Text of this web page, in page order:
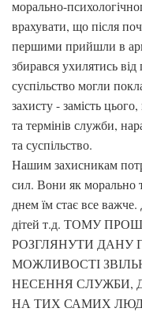
морально-
врахувати, що після
першими прийшли в
збирався ухилятись
суспільство могли
захисту - замість
та термінів служби,
та суспільство.
Нашим захисникам
сил. Вони як морально
днем їм стає все важче.
дітей т.д. ТОМУ
РОЗГЛЯНУТИ ДАНУ
МОЖЛИВОСТІ
НЕСЕННЯ СЛУЖБИ,
НА ТИХ САМИХ